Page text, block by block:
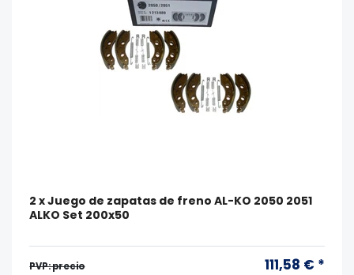
2 x Juego de zapatas de freno AL-KO 2050 2051
ALKO Set 200x50
PVP: precio 111,58 € *